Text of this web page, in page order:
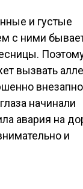
и густые
с ними
вызвать
начинали
авария на
и